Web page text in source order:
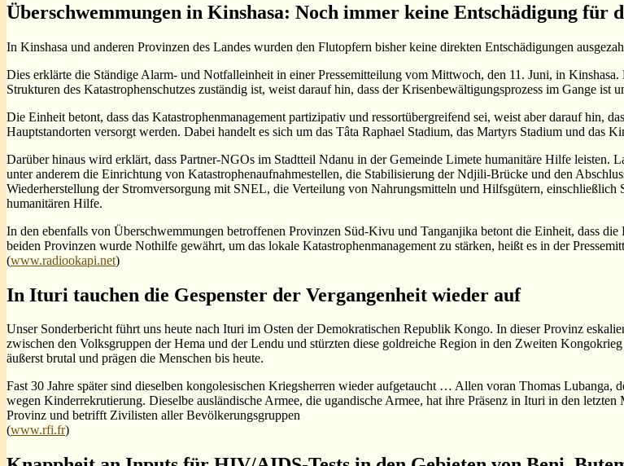
Überschwemmungen in Kinshasa: Noch immer keine Entschädigung für
In Kinshasa und anderen Provinzen des Landes wurden den Flutopfern bisher keine direkten Entschädigungen
Dies erklärte die Ständige Alarm- und Notfalleinheit in einer Pressemitteilung vom Mittwoch, den 11. Juni, in
Strukturen des Katastrophenschutzes zuständig ist, weist darauf hin, dass der Krisenbewältigungsprozess im Gange
Die Einheit betont, dass das Katastrophenmanagement partizipativ und ressortübergreifend sei, weist aber darauf hin,
Hauptstandorten versorgt werden. Dabei handelt es sich um das Tâta Raphael Stadium, das Martyrs Stadium und das
Darüber hinaus wird erklärt, dass Partner-NGOs im Stadtteil Ndanu in der Gemeinde Limete humanitäre Hilfe leisten.
unter anderem die Einrichtung von Katastrophenaufnahmestellen, die Stabilisierung der Ndjili-Brücke und den
Wiederherstellung der Stromversorgung mit SNEL, die Verteilung von Nahrungsmitteln und Hilfsgütern,
humanitären Hilfe.
In den ebenfalls von Überschwemmungen betroffenen Provinzen Süd-Kivu und Tanganjika betont die Einheit, dass
beiden Provinzen wurde Nothilfe gewährt, um das lokale Katastrophenmanagement zu stärken, heißt es in der
(www.radiookapi.net)
In Ituri tauchen die Gespenster der Vergangenheit wieder auf
Unser Sonderbericht führt uns heute nach Ituri im Osten der Demokratischen Republik Kongo. In dieser Provinz
zwischen den Volksgruppen der Hema und der Lendu und stürzten diese goldreiche Region in den Zweiten
äußerst brutal und prägen die Menschen bis heute.
Fast 30 Jahre später sind dieselben kongolesischen Kriegsherren wieder aufgetaucht … Allen voran Thomas
wegen Kinderrekrutierung. Dieselbe ausländische Armee, die ugandische Armee, hat ihre Präsenz in Ituri in den
Provinz und betrifft Zivilisten aller Bevölkerungsgruppen
(www.rfi.fr)